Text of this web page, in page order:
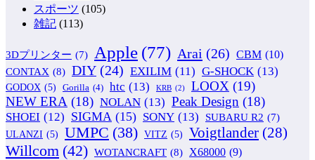
スポーツ (105)
雑記 (113)
3Dプリンター (7) Apple (77) Arai (26) CBM (10)
CONTAX (8) DIY (24) EXILIM (11) G-SHOCK (13)
GODOX (5) Gorilla (4) htc (13) KRB (2) LOOX (19)
NEW ERA (18) NOLAN (13) Peak Design (18)
SHOEI (12) SIGMA (15) SONY (13) SUBARU R2 (7)
ULANZI (5) UMPC (38) VITZ (5) Voigtlander (28)
Willcom (42) WOTANCRAFT (8) X68000 (9)